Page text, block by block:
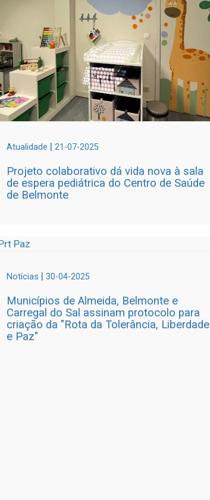
Atualidade | 21-07-2025
Projeto colaborativo dá vida nova à sala
de espera pediátrica do Centro de Saúde
de Belmonte
Notícias | 30-04-2025
Municípios de Almeida, Belmonte e
Carregal do Sal assinam protocolo para
criação da "Rota da Tolerância, Liberdade
e Paz"